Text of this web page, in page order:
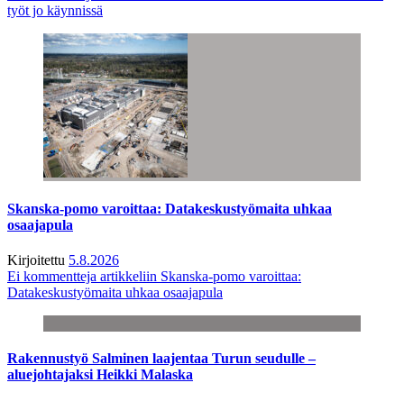
työt jo käynnissä
Skanska-pomo varoittaa: Datakeskustyömaita uhkaa
osaajapula
Kirjoitettu 5.8.2026
Ei kommentteja artikkeliin Skanska-pomo varoittaa:
Datakeskustyömaita uhkaa osaajapula
Rakennustyö Salminen laajentaa Turun seudulle –
aluejohtajaksi Heikki Malaska